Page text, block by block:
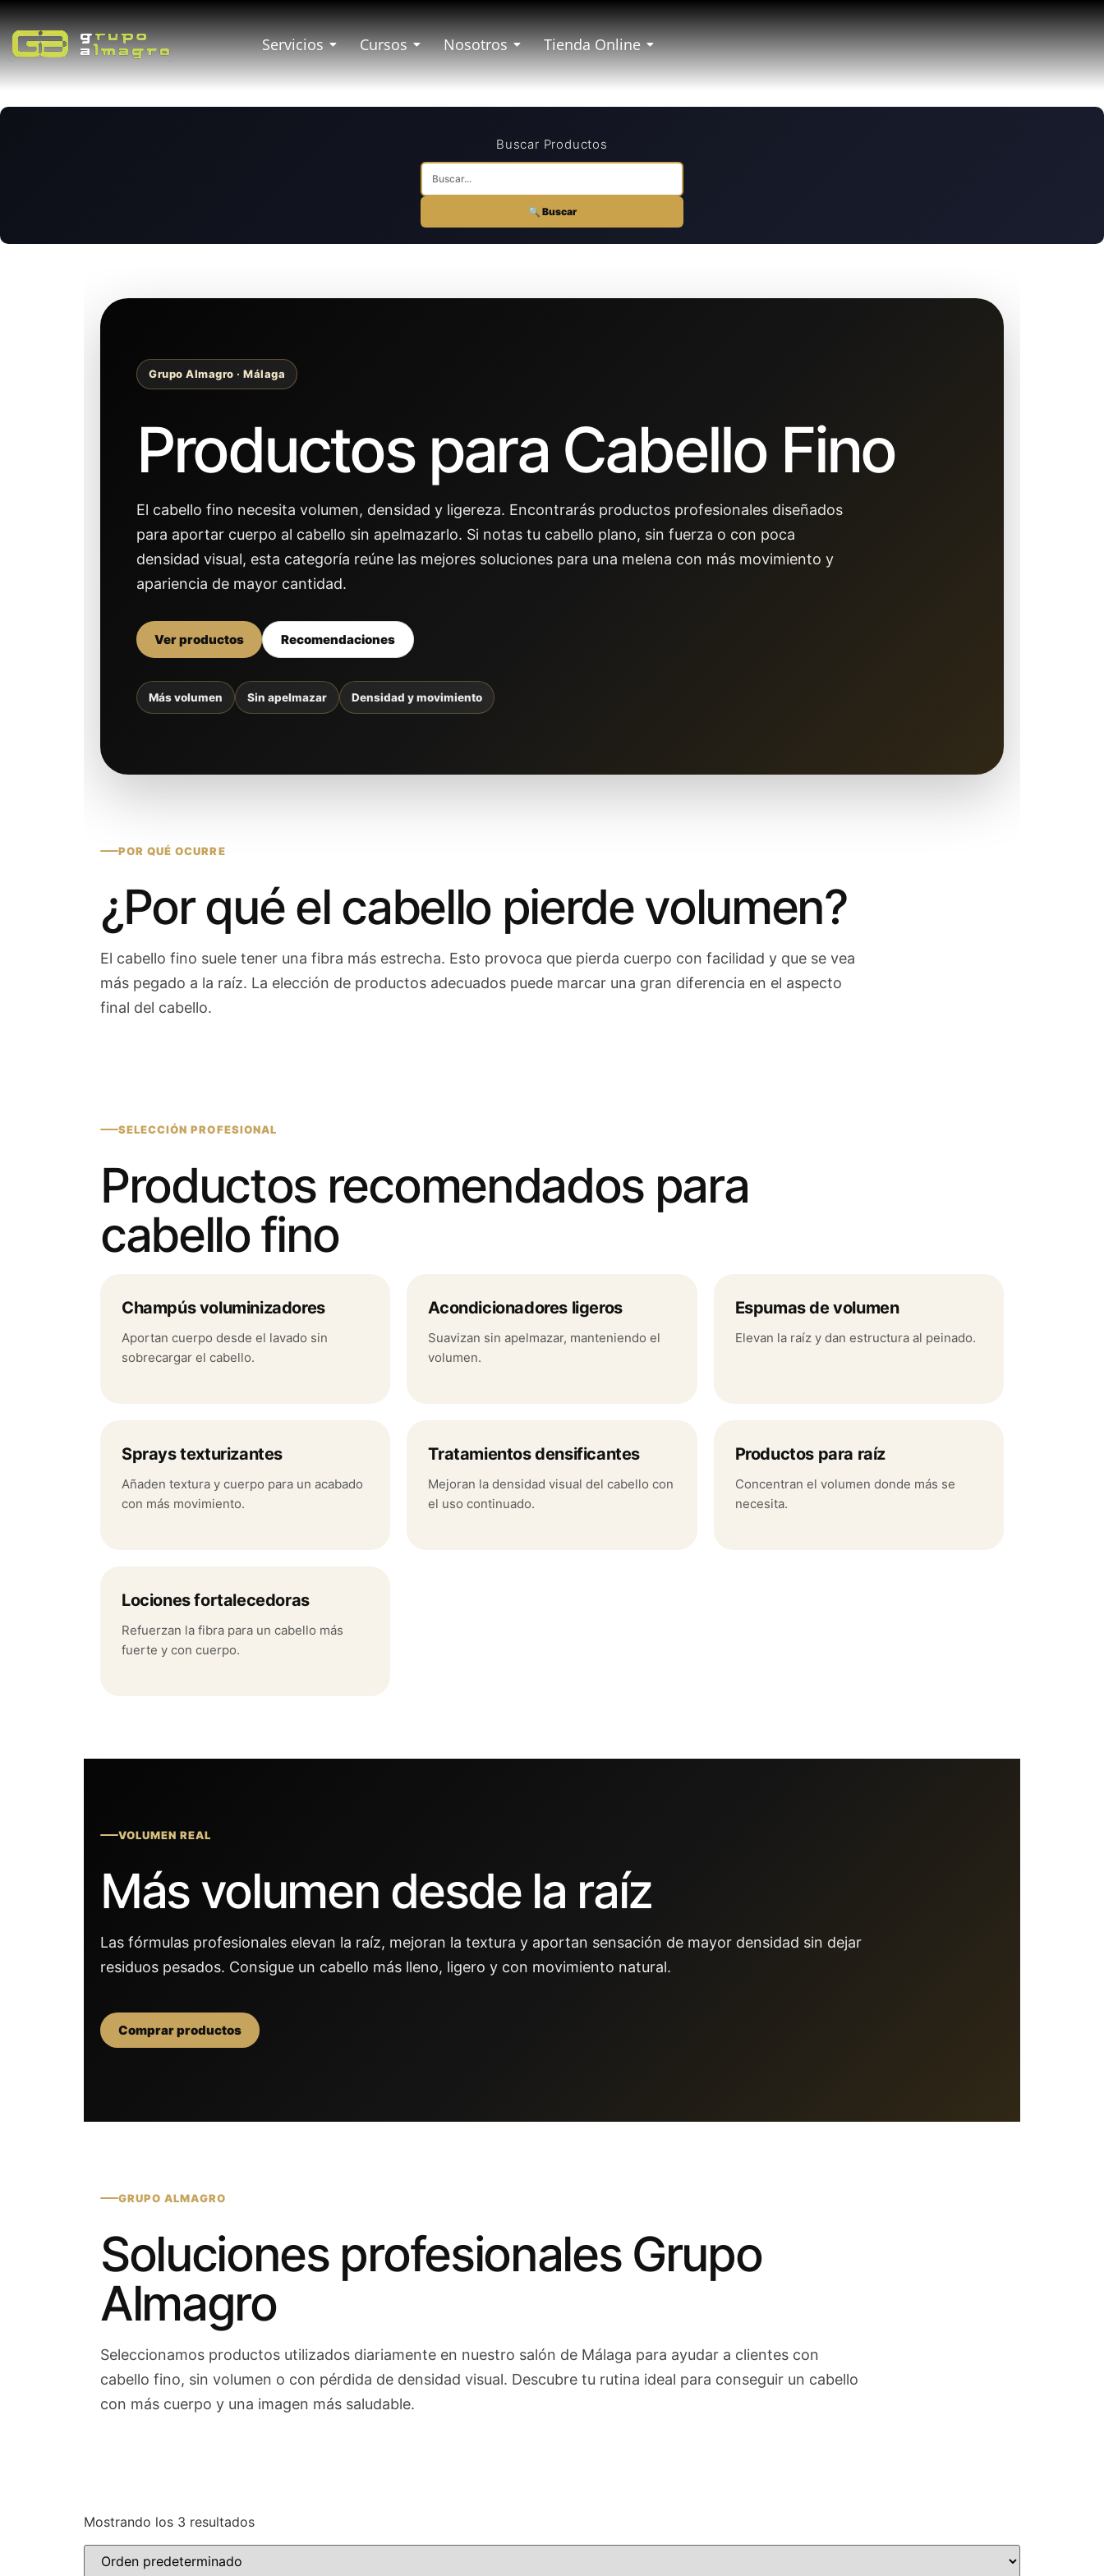
Servicios Cursos Nosotros Tienda Online
Buscar Productos
🔍 Buscar
Grupo Almagro · Málaga
Productos para Cabello Fino
El cabello fino necesita volumen, densidad y ligereza. Encontrarás productos profesionales diseñados
para aportar cuerpo al cabello sin apelmazarlo. Si notas tu cabello plano, sin fuerza o con poca
densidad visual, esta categoría reúne las mejores soluciones para una melena con más movimiento y
apariencia de mayor cantidad.
Ver productos Recomendaciones
Más volumen Sin apelmazar Densidad y movimiento
POR QUÉ OCURRE
¿Por qué el cabello pierde volumen?
El cabello fino suele tener una fibra más estrecha. Esto provoca que pierda cuerpo con facilidad y que se vea
más pegado a la raíz. La elección de productos adecuados puede marcar una gran diferencia en el aspecto
final del cabello.
SELECCIÓN PROFESIONAL
Productos recomendados para
cabello fino
Champús voluminizadores
Aportan cuerpo desde el lavado sin
sobrecargar el cabello.
Acondicionadores ligeros
Suavizan sin apelmazar, manteniendo el
volumen.
Espumas de volumen
Elevan la raíz y dan estructura al peinado.
Sprays texturizantes
Añaden textura y cuerpo para un acabado
con más movimiento.
Tratamientos densificantes
Mejoran la densidad visual del cabello con
el uso continuado.
Productos para raíz
Concentran el volumen donde más se
necesita.
Lociones fortalecedoras
Refuerzan la fibra para un cabello más
fuerte y con cuerpo.
VOLUMEN REAL
Más volumen desde la raíz
Las fórmulas profesionales elevan la raíz, mejoran la textura y aportan sensación de mayor densidad sin dejar
residuos pesados. Consigue un cabello más lleno, ligero y con movimiento natural.
Comprar productos
GRUPO ALMAGRO
Soluciones profesionales Grupo
Almagro
Seleccionamos productos utilizados diariamente en nuestro salón de Málaga para ayudar a clientes con
cabello fino, sin volumen o con pérdida de densidad visual. Descubre tu rutina ideal para conseguir un cabello
con más cuerpo y una imagen más saludable.
Mostrando los 3 resultados